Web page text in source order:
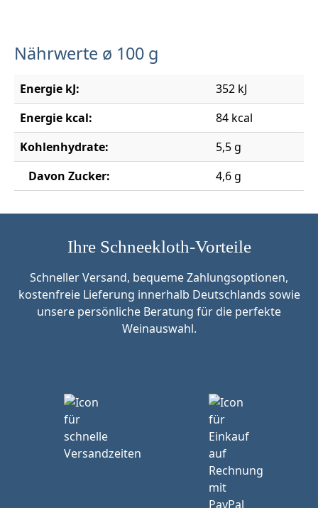
Nährwerte ø 100 g
Energie kJ:
352 kJ
Energie kcal:
84 kcal
Kohlenhydrate:
5,5 g
Davon Zucker:
4,6 g
Ihre Schneekloth-Vorteile
Schneller Versand, bequeme Zahlungsoptionen,
kostenfreie Lieferung innerhalb Deutschlands sowie
unsere persönliche Beratung für die perfekte
Weinauswahl.